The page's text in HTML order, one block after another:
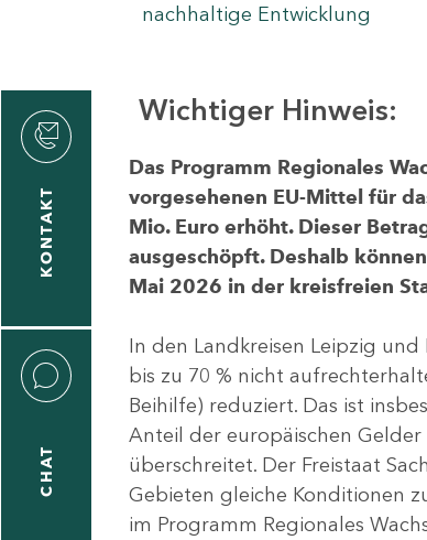
nachhaltige Entwicklung
KONTAKT
CHAT
Wichtiger Hinweis:
Das Programm Regionales
vorgesehenen EU-Mittel für
Mio. Euro erhöht. Dieser
ausgeschöpft. Deshalb
Mai 2026 in der kreisfreien
In den Landkreisen Leipzig
bis zu 70 % nicht
Beihilfe) reduziert. Das ist
Anteil der europäischen
überschreitet. Der Freistaat
Gebieten gleiche Konditionen
im Programm Regionales